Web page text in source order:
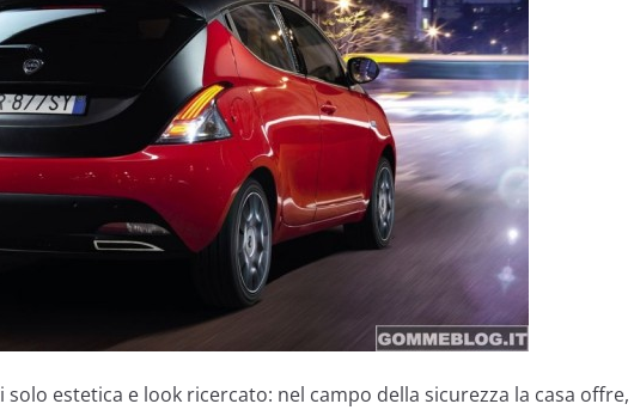
solo estetica e look ricercato: nel campo della sicurezza la casa offre,